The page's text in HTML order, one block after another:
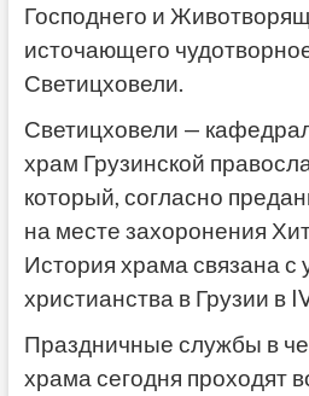
Господнего и
источающего
Светицховели.
Светицховели —
храм Грузинской
который, согласно
на месте захоронения
История храма связана с
христианства в Грузии в
Праздничные службы в
храма сегодня проходят